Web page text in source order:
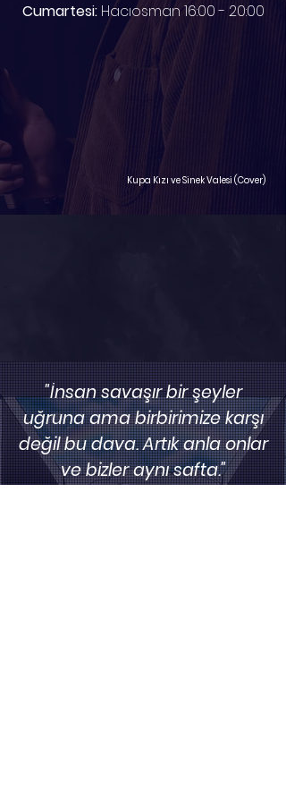
Cumartesi: Hacıosman 16:00 - 20:00
Kupa Kızı ve Sinek Valesi (Cover)
"İnsan savaşır bir şeyler
uğruna ama birbirimize karşı
değil bu dava. Artık anla onlar
ve bizler aynı safta."